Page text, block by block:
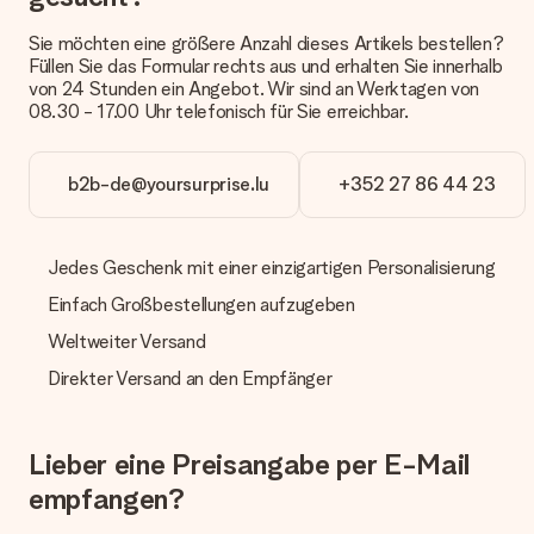
In unserem Warenkorb bieten wie die Option „Gratis
Geschenkkarte“ an. Klicke diese Option an, wenn du diese
Karte mitschicken möchtest. Auf diese Karte kannst du eine
persönliche Nachricht schreiben, sodass der Empfänger genau
weiß, von wem die Überraschung ist.
Wird mein Geschenk in Geschenkpapier geliefert?
Derzeit bieten wir (noch) keinen Einpackservice. Aber unsere
Geschenke werden in einer fröhlichen Versandverpackung
geliefert. Somit ist dein Geschenk automatisch zum
geschickt werden.
Lieferzeit, Lieferoptionen und Versandkosten
Kann ich ein Lieferdatum wählen?
Bedauerlicherweise ist es momentan (noch) nicht möglich, das
Wie lange dauert die Lieferzeit und wann werde ich mein
Geschenk erhalten?
Die aktuelle Lieferzeit steht jeweils auf der Produktseite bei
Sie möchten eine größere Anzahl dieses Artikels bestellen?
Füllen Sie das Formular rechts aus und erhalten Sie innerhalb
von 24 Stunden ein Angebot. Wir sind an Werktagen von
08.30 - 17.00 Uhr telefonisch für Sie erreichbar.
b2b-de@yoursurprise.lu +352 27 86 44 23
Jedes Geschenk mit einer einzigartigen Personalisierung
Einfach Großbestellungen aufzugeben
Weltweiter Versand
Direkter Versand an den Empfänger
Lieber eine Preisangabe per E-Mail
empfangen?